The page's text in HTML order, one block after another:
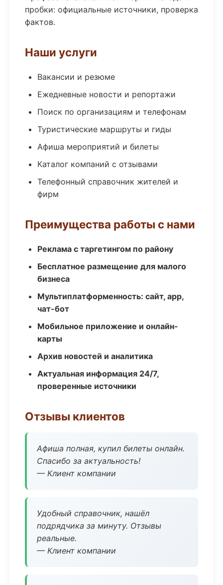
пробки: официальные источники, проверка
фактов.
Наши услуги
Вакансии и резюме
Ежедневные новости и репортажи
Поиск по организациям и телефонам
Туристические маршруты и гиды
Афиша мероприятий и билеты
Каталог компаний с отзывами
Телефонный справочник жителей и
фирм
Преимущества работы с нами
Реклама с таргетингом по району
Бесплатное размещение для малого
бизнеса
Мультиплатформенность: сайт, app,
чат-бот
Мобильное приложение и онлайн-
карты
Архив новостей и аналитика
Актуальная информация 24/7,
проверенные источники
Отзывы клиентов
Афиша полная, купил билеты онлайн.
Спасибо за актуальность!
— Клиент компании
Удобный справочник, нашёл
подрядчика за минуту. Отзывы
реальные.
— Клиент компании